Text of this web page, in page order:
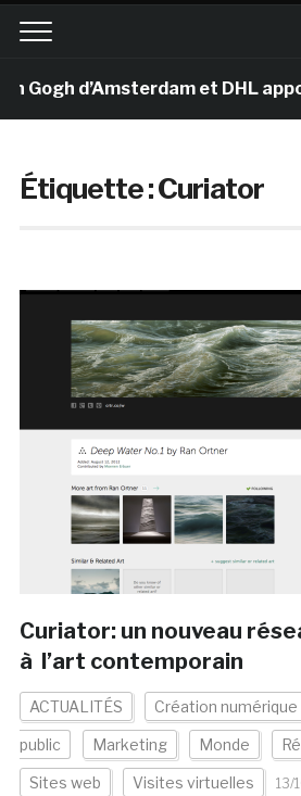
d’Amsterdam et DHL
Étiquette :Curiator
Curiator: un nouveau
à l’art contemporain
ACTUALITÉS Création numérique
public Marketing Monde
Sites web Visites virtuelles 13/